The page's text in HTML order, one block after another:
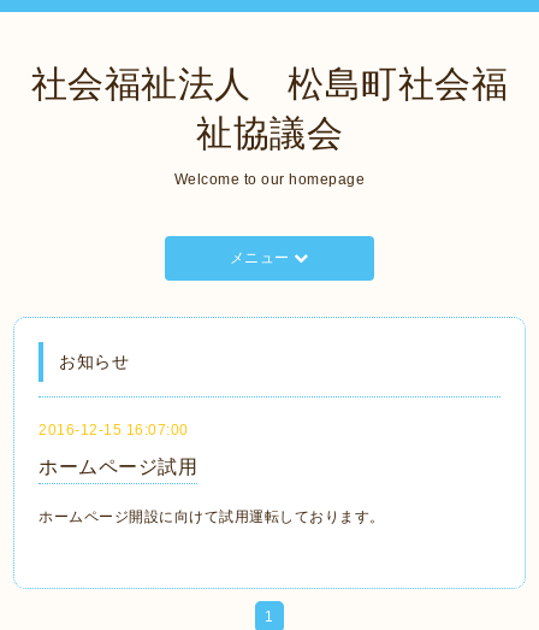
社会福祉法人 松島町社会福
祉協議会
Welcome to our homepage
メニュー
お知らせ
2016-12-15 16:07:00
ホームページ試用
ホームページ開設に向けて試用運転しております。
1